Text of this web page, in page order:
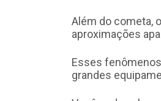
Além do cometa,
aproximações
Esses
grandes